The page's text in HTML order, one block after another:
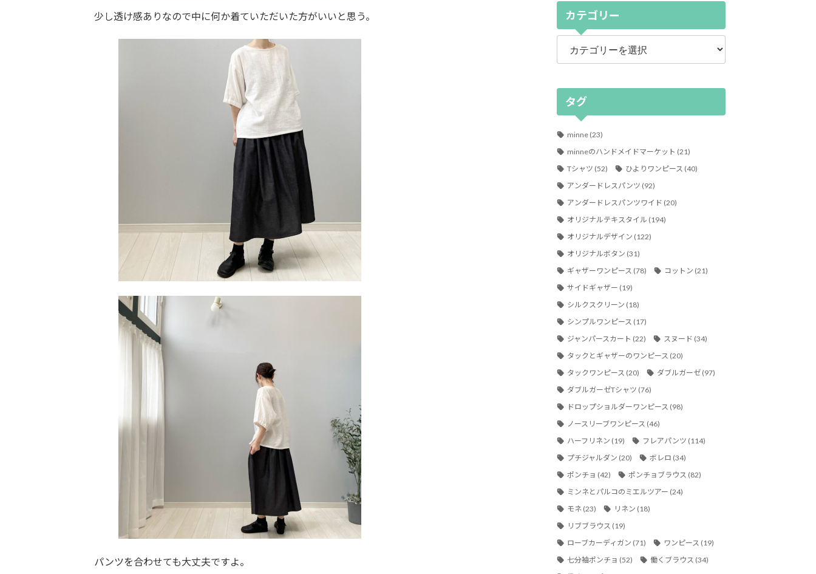
少し透け感ありなので中に何か着ていただいた方がいいと思う。
パンツを合わせても大丈夫ですよ。
カテゴリー
カ
ゴ
タグ
minne(23)
minneのハンドメイドマーケット (21)
Tシャツ (52) ひよりワンピース (40)
アンダードレスパンツ (92)
アンダードレスパンツワイド (20)
オリジナルテキスタイル (194)
オリジナルデザイン (122)
オリジナルボタン (31)
ギャザーワンピース (78) コットン (21)
サイドギャザー (19)
シルクスクリーン (18)
シンプルワンピース (17)
ジャンパースカート (22) スヌード (34)
タックとギャザーのワンピース (20)
タックワンピース (20) ダブルガーゼ (97)
ダブルガーゼTシャツ (76)
ドロップショルダーワンピース (98)
ノースリーブワンピース (46)
ハーフリネン (19) フレアパンツ (114)
プチジャルダン (20) ボレロ (34)
ポンチョ (42) ポンチョブラウス (82)
ミンネとパルコのミエルツアー (24)
モネ(23) リネン (18)
リブブラウス (19)
ローブカーディガン (71) ワンピース (19)
七分袖ポンチョ (52) 働くブラウス (34)